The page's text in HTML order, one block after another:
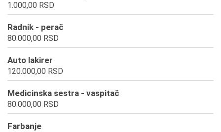
1.000,00 RSD
Radnik - perač
80.000,00 RSD
Auto lakirer
120.000,00 RSD
Medicinska sestra - vaspitač
80.000,00 RSD
Farbanje